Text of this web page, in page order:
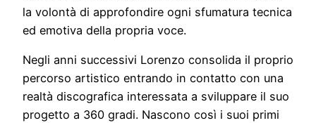
la volontà di approfondire ogni sfumatura tecnica
ed emotiva della propria voce.
Negli anni successivi Lorenzo consolida il proprio
percorso artistico entrando in contatto con una
realtà discografica interessata a sviluppare il suo
progetto a 360 gradi. Nascono così i suoi primi